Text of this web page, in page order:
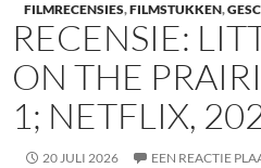
FILMRECENSIES,FILMSTUKKEN,
RECENSIE:
ON THE
1; NETFLIX,
20 JULI 2026 EEN REACTIE